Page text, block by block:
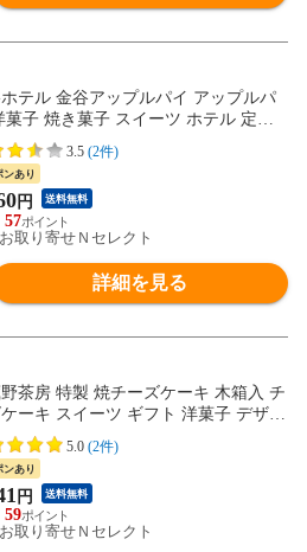
テル 金谷アップルパイ アップルパ
菓子 焼き菓子 スイーツ ホテル 定番
ート おやつ ホールサイズ フレンチタ
パイ りんごパイ ご当地スイーツ お取
スイーツ 栃木
3.5 (2件)
ンあり
円 送料無料
57
取り寄せＮセレクト
詳細を見る
茶房 特製 焼チーズケーキ 木箱入 チ
ーキ スイーツ ギフト 洋菓子 デザー
菓子 ご褒美スイーツ お取り寄せスイ
5.0 (2件)
ンあり
円 送料無料
59
取り寄せＮセレクト